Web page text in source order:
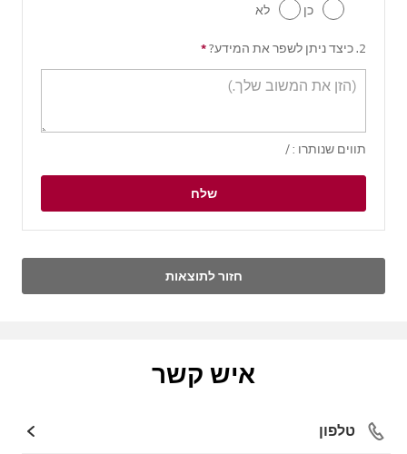
כן
לא
2. כיצד ניתן לשפר את המידע? *
תווים שנותרו :/
שלח
חזור לתוצאות
איש קשר
טלפון